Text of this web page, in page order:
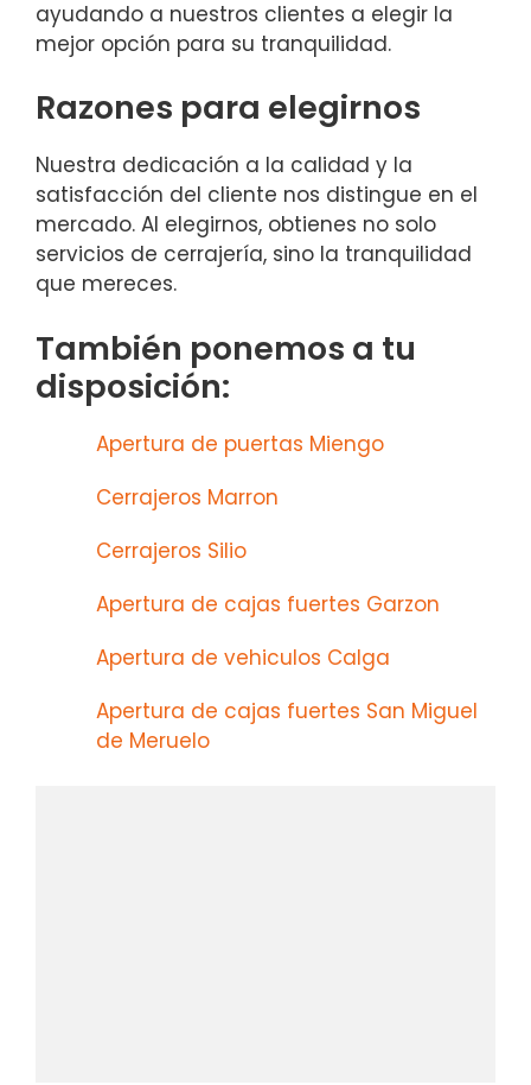
ayudando a nuestros clientes a elegir la
mejor opción para su tranquilidad.
Razones para elegirnos
Nuestra dedicación a la calidad y la
satisfacción del cliente nos distingue en el
mercado. Al elegirnos, obtienes no solo
servicios de cerrajería, sino la tranquilidad
que mereces.
También ponemos a tu
disposición:
Apertura de puertas Miengo
Cerrajeros Marron
Cerrajeros Silio
Apertura de cajas fuertes Garzon
Apertura de vehiculos Calga
Apertura de cajas fuertes San Miguel
de Meruelo